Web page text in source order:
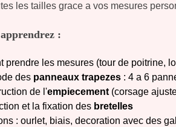
les tailles grace a vos mesures
:
prendre les mesures (tour de poitrine,
des panneaux trapezes : 4 a 6
de l'empiecement (corsage
et la fixation des bretelles
: ourlet, biais, decoration avec des